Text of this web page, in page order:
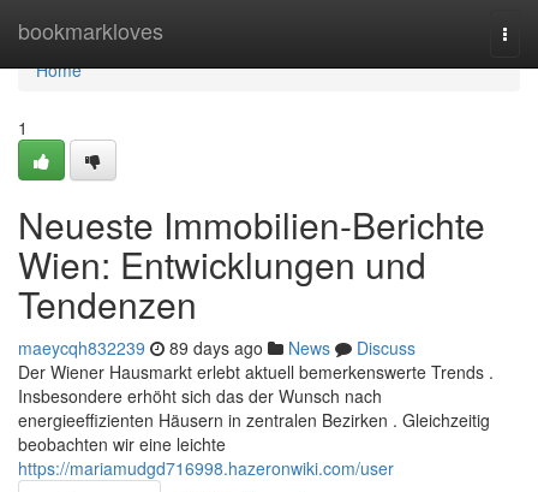
bookmarkloves
Home
Home
1
Neueste Immobilien-Berichte
Wien: Entwicklungen und
Tendenzen
maeycqh832239 89 days ago News
Discuss
Der Wiener Hausmarkt erlebt aktuell bemerkenswerte Trends .
Insbesondere erhöht sich das der Wunsch nach
energieeffizienten Häusern in zentralen Bezirken . Gleichzeitig
beobachten wir eine leichte
https://mariamudgd716998.hazeronwiki.com/user